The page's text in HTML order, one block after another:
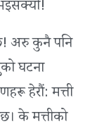
अरु कुनै पनि
घटना
हेरौं: मत्ती
के मत्तीको